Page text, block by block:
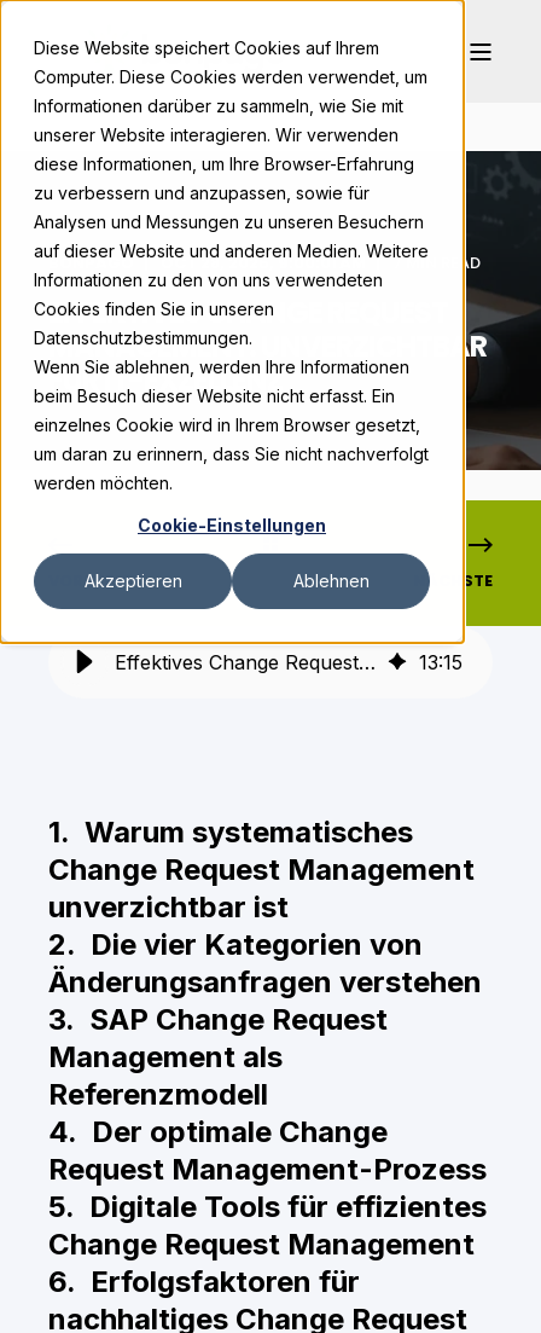
Diese Website speichert Cookies auf Ihrem
Computer. Diese Cookies werden verwendet, um
Informationen darüber zu sammeln, wie Sie mit
unserer Website interagieren. Wir verwenden
diese Informationen, um Ihre Browser-Erfahrung
zu verbessern und anzupassen, sowie für
Analysen und Messungen zu unseren Besuchern
auf dieser Website und anderen Medien. Weitere
Informationen zu den von uns verwendeten
Cookies finden Sie in unseren
Datenschutzbestimmungen.
Wenn Sie ablehnen, werden Ihre Informationen
beim Besuch dieser Website nicht erfasst. Ein
einzelnes Cookie wird in Ihrem Browser gesetzt,
um daran zu erinnern, dass Sie nicht nachverfolgt
werden möchten.
Cookie-Einstellungen
Akzeptieren Ablehnen
BONPAGO OCT 28, 2025, 9:00:01 AM 7 MIN READ
EFFEKTIVES CHANGE REQUEST
MANAGEMENT: UNVERZICHTBAR
FÜR IT-EXZELLENZ
VORHERIGE NÄCHSTE
Effektives Change Request Management: Unverzichtbar für IT-Exzellenz 13:15
1. Warum systematisches
Change Request Management
unverzichtbar ist
2. Die vier Kategorien von
Änderungsanfragen verstehen
3. SAP Change Request
Management als
Referenzmodell
4. Der optimale Change
Request Management-Prozess
5. Digitale Tools für effizientes
Change Request Management
6. Erfolgsfaktoren für
nachhaltiges Change Request